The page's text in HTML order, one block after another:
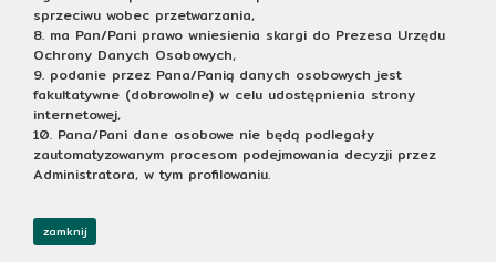
sprzeciwu wobec przetwarzania,
8. ma Pan/Pani prawo wniesienia skargi do Prezesa Urzędu
Ochrony Danych Osobowych,
9. podanie przez Pana/Panią danych osobowych jest
fakultatywne (dobrowolne) w celu udostępnienia strony
internetowej,
10. Pana/Pani dane osobowe nie będą podlegały
zautomatyzowanym procesom podejmowania decyzji przez
Administratora, w tym profilowaniu.
zamknij